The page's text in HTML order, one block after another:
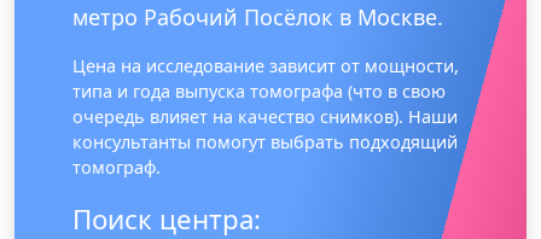
метро Рабочий Посёлок в Москве.
Цена на исследование зависит от мощности,
типа и года выпуска томографа (что в свою
очередь влияет на качество снимков). Наши
консультанты помогут выбрать подходящий
томограф.
Поиск центра: